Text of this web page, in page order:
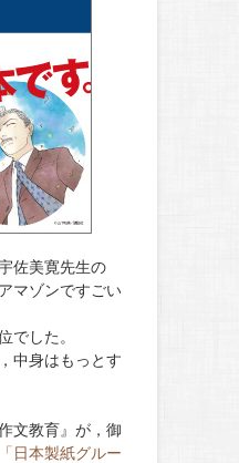
佐美寛先生の
マゾンですごい
でした。
中身はもっとす
文教育』が，御
「日本製紙グルー